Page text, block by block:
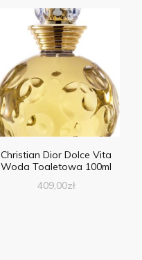
Christian Dior Dolce Vita
Woda Toaletowa 100ml
409,00zł